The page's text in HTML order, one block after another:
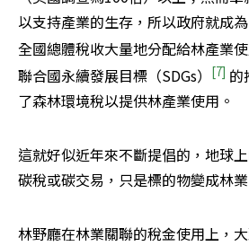
以支持產業的生存，所以政府就成
全國總體稅收大量地分配給林產業
聯合國永續發展目標（SDGs）
[7] 的
了森林環境稅以提供林產業使用。
這就好似近年來不斷提倡的，地球
碳稅或碳交易，只是標的物變成林
林野廳在林業關聯的稅金使用上，